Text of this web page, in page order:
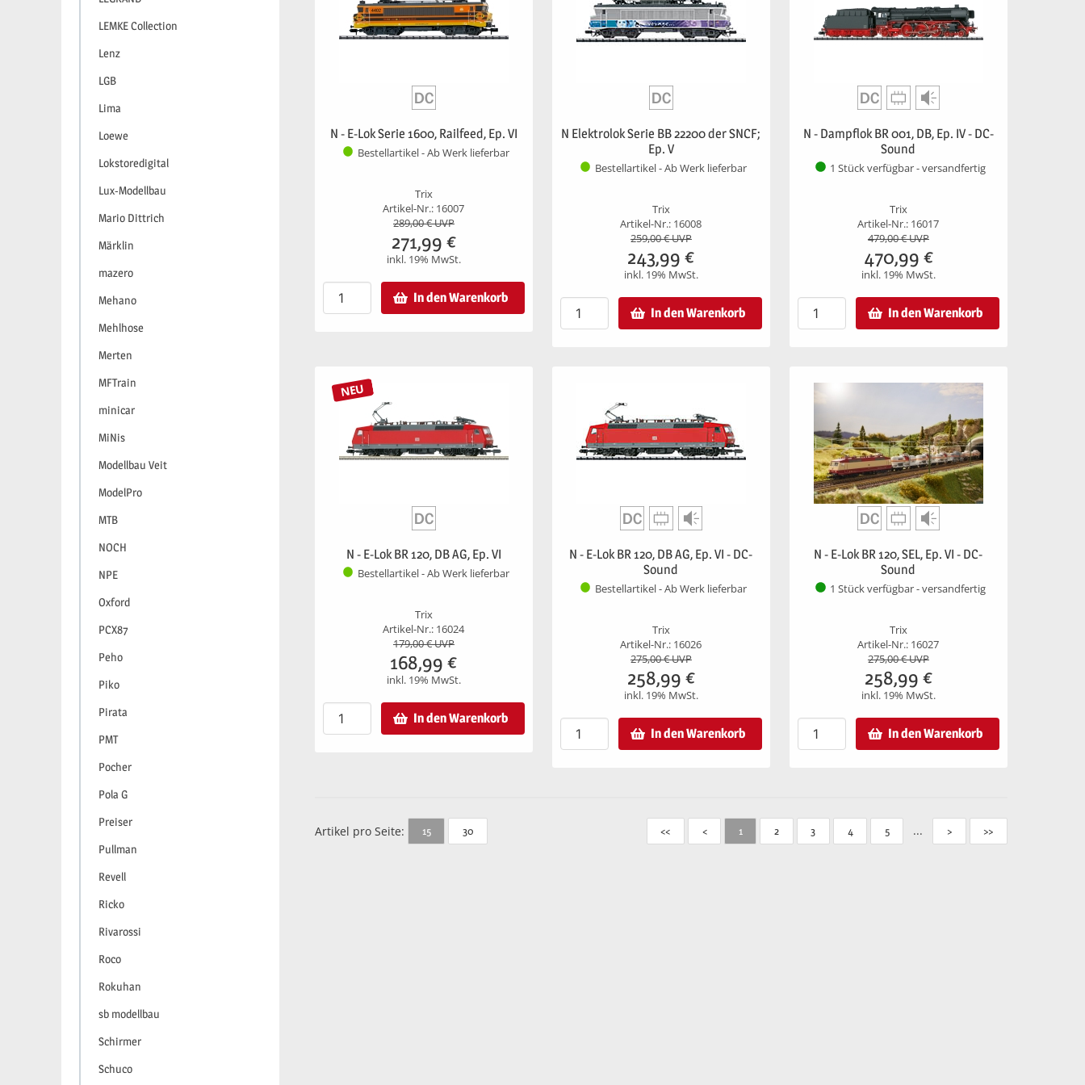
LEMKE Collection
Lenz
LGB
Lima
Loewe
Lokstoredigital
Lux-Modellbau
Mario Dittrich
Märklin
mazero
Mehano
Mehlhose
Merten
MFTrain
minicar
MiNis
Modellbau Veit
ModelPro
MTB
NOCH
NPE
Oxford
PCX87
Peho
Piko
Pirata
PMT
Pocher
Pola G
Preiser
Pullman
Revell
Ricko
Rivarossi
Roco
Rokuhan
sb modellbau
Schirmer
Schuco
N - E-Lok Serie 1600, Railfeed, Ep. VI
Bestellartikel - Ab Werk lieferbar
Trix
Artikel-Nr.: 16007
289,00€ UVP
271,99 €
inkl. 19% MwSt.
In den Warenkorb
N Elektrolok Serie BB 22200 der SNCF;
Ep. V
Bestellartikel - Ab Werk lieferbar
Trix
Artikel-Nr.: 16008
259,00€ UVP
243,99 €
inkl. 19% MwSt.
In den Warenkorb
N - Dampflok BR 001, DB, Ep. IV - DC-
Sound
1 Stück verfügbar - versandfertig
Trix
Artikel-Nr.: 16017
479,00€ UVP
470,99 €
inkl. 19% MwSt.
In den Warenkorb
NEU
N - E-Lok BR 120, DB AG, Ep. VI
Bestellartikel - Ab Werk lieferbar
Trix
Artikel-Nr.: 16024
179,00€ UVP
168,99 €
inkl. 19% MwSt.
In den Warenkorb
N - E-Lok BR 120, DB AG, Ep. VI - DC-
Sound
Bestellartikel - Ab Werk lieferbar
Trix
Artikel-Nr.: 16026
275,00€ UVP
258,99 €
inkl. 19% MwSt.
In den Warenkorb
N - E-Lok BR 120, SEL, Ep. VI - DC-
Sound
1 Stück verfügbar - versandfertig
Trix
Artikel-Nr.: 16027
275,00€ UVP
258,99 €
inkl. 19% MwSt.
In den Warenkorb
Artikel pro Seite: 15 30 << < 1 2 3 4 5 ... > >>